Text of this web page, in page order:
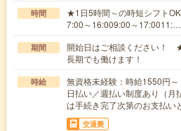
時間
★1日5時間～の時短シフト
7:00～16:009:00～17:0011:…
期間
開始日はご相談ください！
長期でも働けます！
時給
無資格未経験：時給1550
日払い／週払い制度あり（
は手続き完了次第のお支払い
交通費